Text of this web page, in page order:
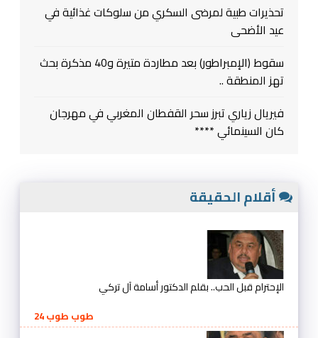
تحذيرات طبية لمرضى السكري من سلوكات غذائية في
عيد الأضحى
سقوط (الإمبراطور) بعد مطاردة متيرة و40 مذكرة بحث
تهز المنطقة ..
فيريال زياري تبرز سحر القفطان المغربي في مهرجان
كان السينمائي ****
أقلام الحقيقة
الإحترام قبل الحب.. بقلم الدكتور أسامة آل تركي
طوب طوب 24